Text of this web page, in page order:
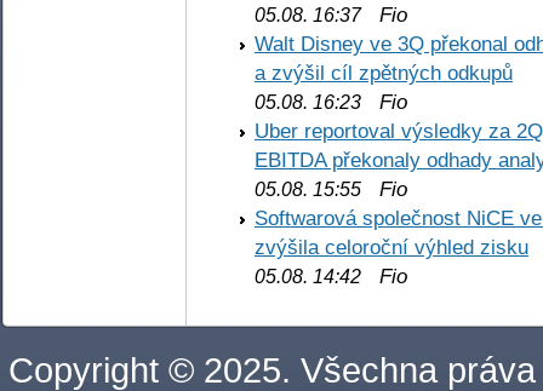
05.08. 16:37Fio
Walt Disney ve 3Q překonal
a zvýšil cíl zpětných odkupů
05.08. 16:23 Fio
Uber reportoval výsledky za
EBITDA překonaly odhady
05.08. 15:55 Fio
Softwarová společnost NiCE
zvýšila celoroční výhled zisku
05.08. 14:42 Fio
Copyright © 2025. Všechna práva